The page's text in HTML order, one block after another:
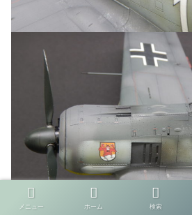
メニュー ホーム 検索